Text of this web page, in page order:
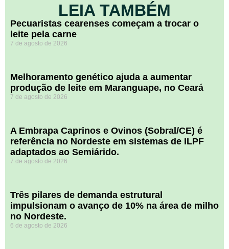
LEIA TAMBÉM
Pecuaristas cearenses começam a trocar o
leite pela carne
7 de agosto de 2026
Melhoramento genético ajuda a aumentar
produção de leite em Maranguape, no Ceará
7 de agosto de 2026
A Embrapa Caprinos e Ovinos (Sobral/CE) é
referência no Nordeste em sistemas de ILPF
adaptados ao Semiárido.
7 de agosto de 2026
​Três pilares de demanda estrutural
impulsionam o avanço de 10% na área de milho
no Nordeste.
6 de agosto de 2026